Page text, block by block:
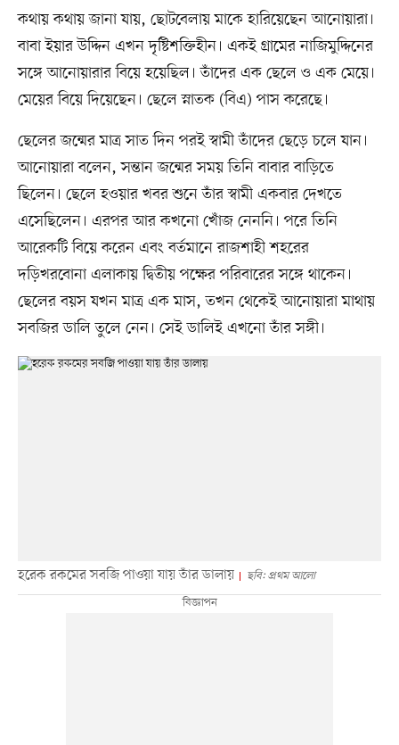
কথায় কথায় জানা যায়, ছোটবেলায় মাকে হারিয়েছেন আনোয়ারা।
বাবা ইয়ার উদ্দিন এখন দৃষ্টিশক্তিহীন। একই গ্রামের নাজিমুদ্দিনের
সঙ্গে আনোয়ারার বিয়ে হয়েছিল। তাঁদের এক ছেলে ও এক মেয়ে।
মেয়ের বিয়ে দিয়েছেন। ছেলে স্নাতক (বিএ) পাস করেছে।
ছেলের জন্মের মাত্র সাত দিন পরই স্বামী তাঁদের ছেড়ে চলে যান।
আনোয়ারা বলেন, সন্তান জন্মের সময় তিনি বাবার বাড়িতে
ছিলেন। ছেলে হওয়ার খবর শুনে তাঁর স্বামী একবার দেখতে
এসেছিলেন। এরপর আর কখনো খোঁজ নেননি। পরে তিনি
আরেকটি বিয়ে করেন এবং বর্তমানে রাজশাহী শহরের
দড়িখরবোনা এলাকায় দ্বিতীয় পক্ষের পরিবারের সঙ্গে থাকেন।
ছেলের বয়স যখন মাত্র এক মাস, তখন থেকেই আনোয়ারা মাথায়
সবজির ডালি তুলে নেন। সেই ডালিই এখনো তাঁর সঙ্গী।
হরেক রকমের সবজি পাওয়া যায় তাঁর ডালায় ছবি: প্রথম আলো